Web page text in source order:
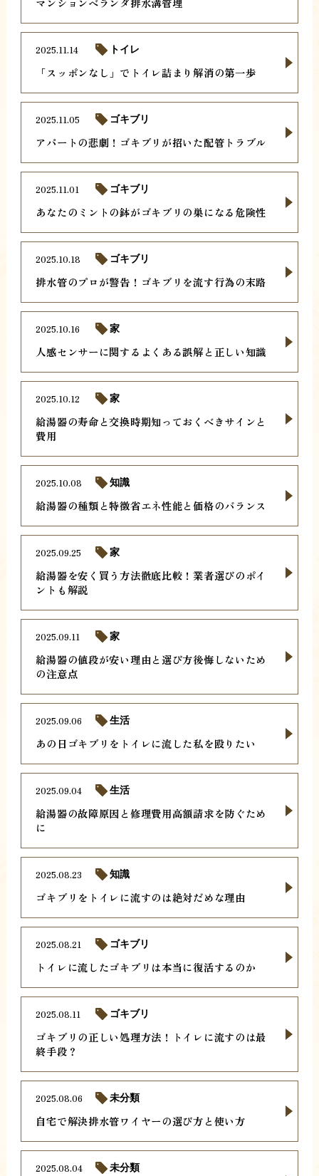
「スッポンなし」でトイレ詰まり解消の第一歩
2025.11.14 トイレ
アパートの悲劇！ゴキブリが招いた配管トラブル
2025.11.05 ゴキブリ
あなたのミントの鉢がゴキブリの巣になる危険性
2025.11.01 ゴキブリ
排水管のプロが警告！ゴキブリを流す行為の末路
2025.10.18 ゴキブリ
人感センサーに関するよくある誤解と正しい知識
2025.10.16 家
給湯器の寿命と交換時期知っておくべきサインと
費用
2025.10.12 家
給湯器の種類と特徴省エネ性能と価格のバランス
2025.10.08 知識
給湯器を安く買う方法徹底比較！業者選びのポイ
ントも解説
2025.09.25 家
給湯器の値段が安い理由と選び方後悔しないため
の注意点
2025.09.11 家
あの日ゴキブリをトイレに流した私を殴りたい
2025.09.06 生活
給湯器の故障原因と修理費用高額請求を防ぐため
に
2025.09.04 生活
ゴキブリをトイレに流すのは絶対だめな理由
2025.08.23 知識
トイレに流したゴキブリは本当に復活するのか
2025.08.21 ゴキブリ
ゴキブリの正しい処理方法！トイレに流すのは最
終手段？
2025.08.11 ゴキブリ
自宅で解決排水管ワイヤーの選び方と使い方
2025.08.06 未分類
2025.08.04 未分類